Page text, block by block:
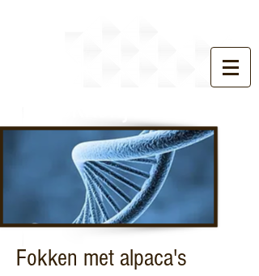
Fokken met alpaca's